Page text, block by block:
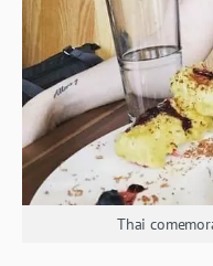
Thai